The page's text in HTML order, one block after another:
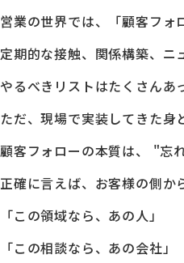
営業の世界では、「顧客フォ
定期的な接触、関係構築、ニ
やるべきリストはたくさんあ
ただ、現場で実装してきた身
顧客フォローの本質は、 "忘
正確に言えば、お客様の側か
「この領域なら、あの人」
「この相談なら、あの会社」